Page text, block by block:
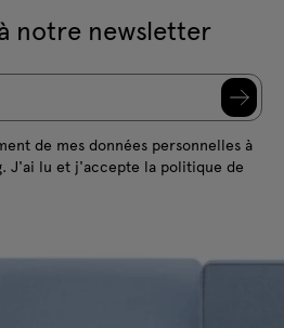
notre newsletter
de mes données personnelles à
J'ai lu et j'accepte la politique de